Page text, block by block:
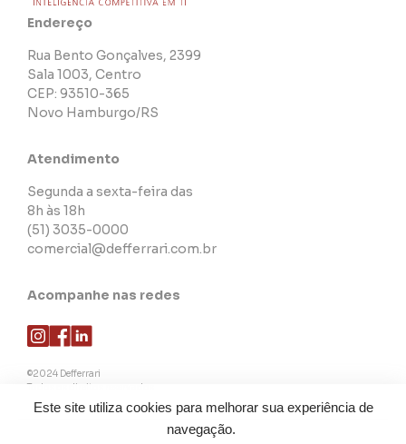
Este site utiliza cookies para melhorar sua experiência de
navegação.
Endereço
Rua Bento Gonçalves, 2399
Sala 1003, Centro
CEP: 93510-365
Novo Hamburgo/RS
Atendimento
Segunda a sexta-feira das
8h às 18h
(51) 3035-0000
comercial@defferrari.com.br
Acompanhe nas redes
©2024 Defferrari
Todos os direitos reservados